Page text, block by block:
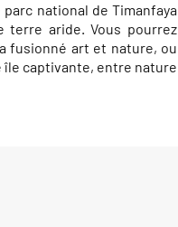
national de Timanfaya
aride. Vous pourrez
fusionné art et nature, ou
île captivante, entre nature